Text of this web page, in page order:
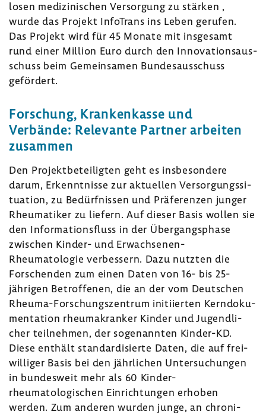
losen medi­zi­ni­schen Versor­gung zu stärken ,
wurde das Projekt Info­Trans ins Leben gerufen.
Das Projekt wird für 45 Monate mit insge­samt
rund einer Million Euro durch den Inno­va­ti­ons­aus­
schuss beim Gemein­samen Bundes­aus­schuss
geför­dert.
Forschung, Kran­ken­kasse und
Verbände: Rele­vante Partner arbeiten
zusammen
Den Projekt­be­tei­ligten geht es insbe­son­dere
darum, Erkennt­nisse zur aktu­ellen Versor­gungs­si­
tua­tion, zu Bedürf­nissen und Präfe­renzen junger
Rheu­ma­tiker zu liefern. Auf dieser Basis wollen sie
den Infor­ma­ti­ons­fluss in der Über­gangs­phase
zwischen Kinder- und Erwachsenen-​
Rheumatologie verbes­sern. Dazu nutzten die
Forschenden zum einen Daten von 16- bis 25-​
jährigen Betrof­fenen, die an der vom Deut­schen
Rheuma-​Forschungszentrum initi­ierten Kern­do­ku­
men­ta­tion rheu­m­a­kranker Kinder und Jugend­li­
cher teil­nehmen, der soge­nannten Kinder-​KD.
Diese enthält stan­dar­di­sierte Daten, die auf frei­
wil­liger Basis bei den jähr­li­chen Unter­su­chungen
in bundes­weit mehr als 60 Kinder-​
rheumatologischen Einrich­tungen erhoben
werden. Zum anderen wurden junge, an chro­ni­